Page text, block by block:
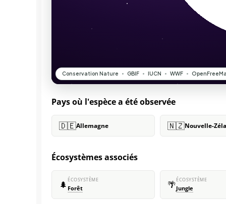
Pays où l'espèce a été observée
🇩🇪Allemagne 🇳🇿Nouvelle-
Écosystèmes associés
🌲 ÉCOSYSTÈME
Forêt 🌴ÉCOSYSTÈME
Jungle